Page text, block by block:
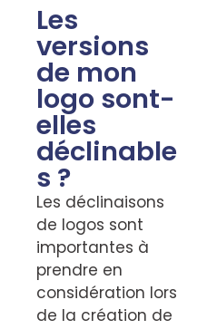
Les
versions
de mon
logo sont-
elles
déclinable
s ?
Les déclinaisons
de logos sont
importantes à
prendre en
considération lors
de la création de